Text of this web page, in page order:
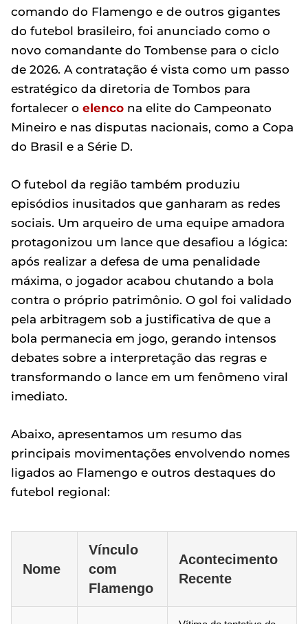
comando do Flamengo e de outros gigantes
do futebol brasileiro, foi anunciado como o
novo comandante do Tombense para o ciclo
de 2026. A contratação é vista como um passo
estratégico da diretoria de Tombos para
fortalecer o elenco na elite do Campeonato
Mineiro e nas disputas nacionais, como a Copa
do Brasil e a Série D.
O futebol da região também produziu
episódios inusitados que ganharam as redes
sociais. Um arqueiro de uma equipe amadora
protagonizou um lance que desafiou a lógica:
após realizar a defesa de uma penalidade
máxima, o jogador acabou chutando a bola
contra o próprio patrimônio. O gol foi validado
pela arbitragem sob a justificativa de que a
bola permanecia em jogo, gerando intensos
debates sobre a interpretação das regras e
transformando o lance em um fenômeno viral
imediato.
Abaixo, apresentamos um resumo das
principais movimentações envolvendo nomes
ligados ao Flamengo e outros destaques do
futebol regional:
Nome
Vínculo
com
Flamengo
Acontecimento
Recente